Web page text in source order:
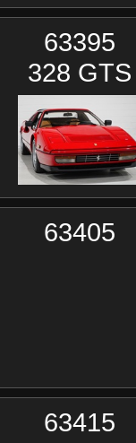
63395
328 GTS
63405
63415